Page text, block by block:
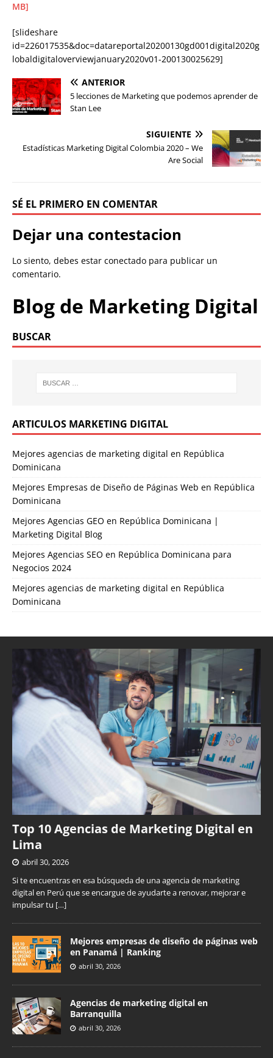
MB]
[slideshare
id=226017535&doc=datareportal20200130gd001digital2020g
lobaldigitaloverviewjanuary2020v01-200130025629]
ANTERIOR
5 lecciones de Marketing que podemos aprender de
Stan Lee
SIGUIENTE
Estadísticas Marketing Digital Colombia 2020 – We
Are Social
SÉ EL PRIMERO EN COMENTAR
Dejar una contestacion
Lo siento, debes estar conectado para publicar un
comentario.
Blog de Marketing Digital
BUSCAR
ARTICULOS MARKETING DIGITAL
Mejores agencias de marketing digital en República
Dominicana
Mejores Empresas de Diseño de Páginas Web en República
Dominicana
Mejores Agencias GEO en República Dominicana |
Marketing Digital Blog
Mejores Agencias SEO en República Dominicana para
Negocios 2024
Mejores agencias de marketing digital en República
Dominicana
Top 10 Agencias de Marketing Digital en
Lima
abril 30, 2026
Si te encuentras en esa búsqueda de una agencia de marketing
digital en Perú que se encargue de ayudarte a renovar, mejorar e
impulsar tu […]
Mejores empresas de diseño de páginas web
en Panamá | Ranking
abril 30, 2026
Agencias de marketing digital en
Barranquilla
abril 30, 2026